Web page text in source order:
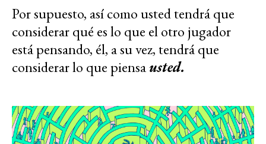
Por supuesto, así como usted tendrá que
considerar qué es lo que el otro jugador
está pensando, él, a su vez, tendrá que
considerar lo que piensausted.